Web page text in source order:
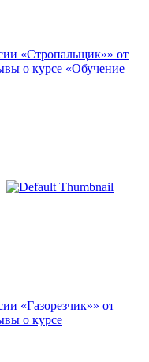
«Стропальщик»» от
о курсе «Обучение
«Газорезчик»» от
о курсе